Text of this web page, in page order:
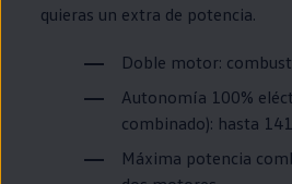
quieras un extra de potencia.
Doble motor:
Autonomía 100%
combinado): hasta
Máxima potencia